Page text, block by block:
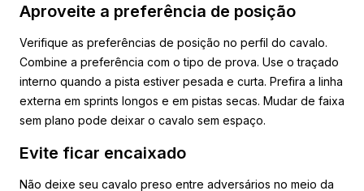
Aproveite a preferência de posição
Verifique as preferências de posição no perfil do cavalo.
Combine a preferência com o tipo de prova. Use o traçado
interno quando a pista estiver pesada e curta. Prefira a linha
externa em sprints longos e em pistas secas. Mudar de faixa
sem plano pode deixar o cavalo sem espaço.
Evite ficar encaixado
Não deixe seu cavalo preso entre adversários no meio da